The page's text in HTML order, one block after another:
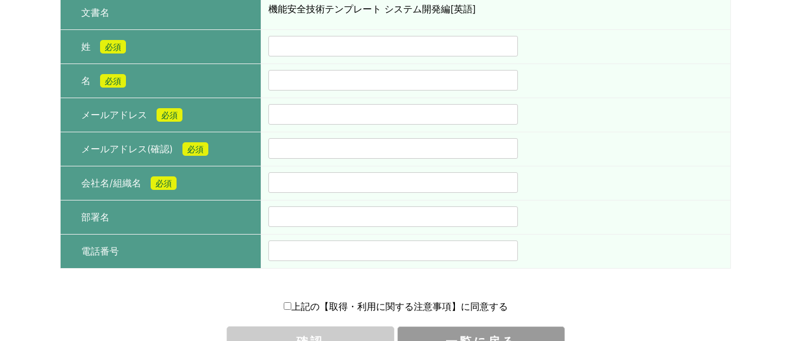
文書名 機能安全技術テンプレート システム開発編[英語]
姓 必須
名 必須
メールアドレス 必須
メールアドレス(確認) 必須
会社名/組織名 必須
部署名
電話番号
上記の【取得・利用に関する注意事項】に同意する